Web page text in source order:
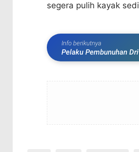
segera pulih kayak
Info berikutnya
Pelaku Pembunuhan